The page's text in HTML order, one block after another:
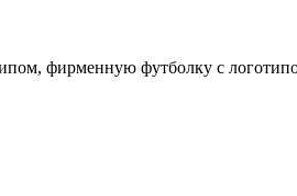
фирменную футболку с